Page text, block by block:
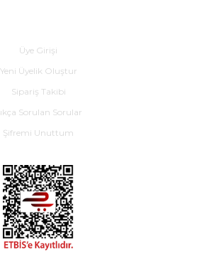
Üye Girişi
Yeni Üyelik Oluştur
Sipariş Takibi
Sorulan Sorular
Şifremi Unuttum